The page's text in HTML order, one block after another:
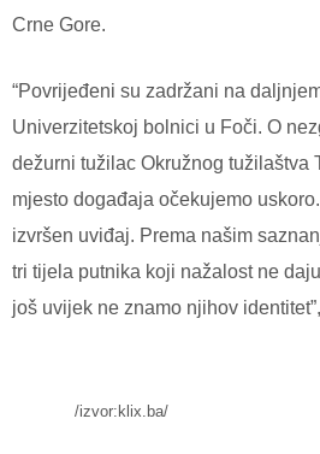
Crne Gore.
“Povrijeđeni su zadržani na
Univerzitetskoj bolnici u Foči. O
dežurni tužilac Okružnog tužilaštva
mjesto događaja očekujemo
izvršen uviđaj. Prema našim
tri tijela putnika koji nažalost ne
još uvijek ne znamo njihov
/izvor:klix.ba/